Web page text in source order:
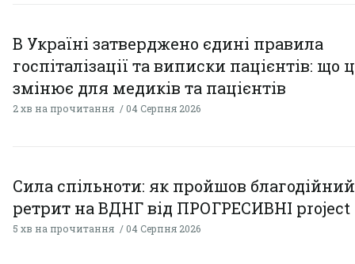
В Україні затверджено єдині правила
госпіталізації та виписки пацієнтів: що
змінює для медиків та пацієнтів
2 хв на прочитання 04 Серпня 2026
Сила спільноти: як пройшов благодійний
ретрит на ВДНГ від ПРОГРЕСИВНІ project
5 хв на прочитання 04 Серпня 2026